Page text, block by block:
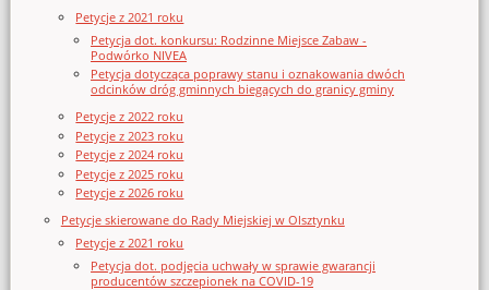
Petycje z 2021 roku
Petycja dot. konkursu: Rodzinne Miejsce Zabaw -
Podwórko NIVEA
Petycja dotycząca poprawy stanu i oznakowania dwóch
odcinków dróg gminnych biegących do granicy gminy
Petycje z 2022 roku
Petycje z 2023 roku
Petycje z 2024 roku
Petycje z 2025 roku
Petycje z 2026 roku
Petycje skierowane do Rady Miejskiej w Olsztynku
Petycje z 2021 roku
Petycja dot. podjęcia uchwały w sprawie gwarancji
producentów szczepionek na COVID-19